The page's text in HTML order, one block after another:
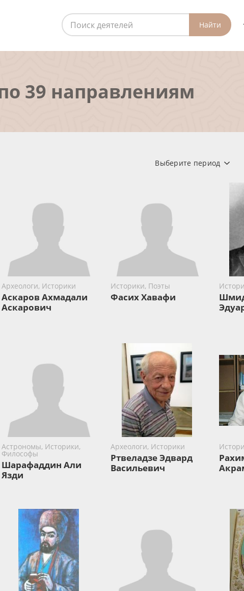
Найти
39 направлениям
Выберите период
Археологи, Историки
Аскаров Ахмадали
Аскарович
Историки, Поэты
Фасих Хавафи
Астрономы, Историки,
Философы
Шарафаддин Али
Язди
Археологи, Историки
Ртвеладзе Эдвард
Васильевич